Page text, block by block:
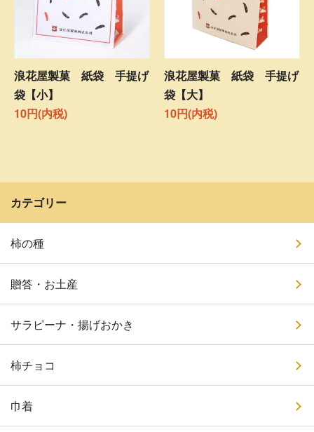
浪花屋製菓 紙袋 手提げ
袋【小】
10円(内税)
浪花屋製菓 紙袋 手提げ
袋【大】
10円(内税)
カテゴリー
柿の種
贈答・お土産
サラピーナ・揚げおかき
柿チョコ
巾着